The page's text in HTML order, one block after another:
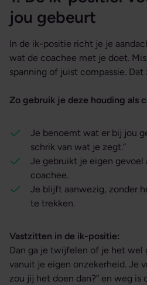
jou gebeurt
In de ik-positie richt je je
wat de coachee met je doet.
spanning of juist compassie.
Zo gebruik je deze houding als
Je benoemt wat er bij jou
schrik van wat je zegt.”
Je gebruikt je eigen gevoel
coachee.
Je blijft aanwezig, zonder
te trekken.
Vastzitten in de ik-positie:
Dan ga je twijfelen of je het wel
vanuit je eigen onzekerheid. Je
zou jij het doen dan?” en weg is